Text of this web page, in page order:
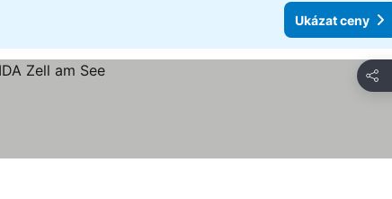
Ukázat ceny
Sdílet